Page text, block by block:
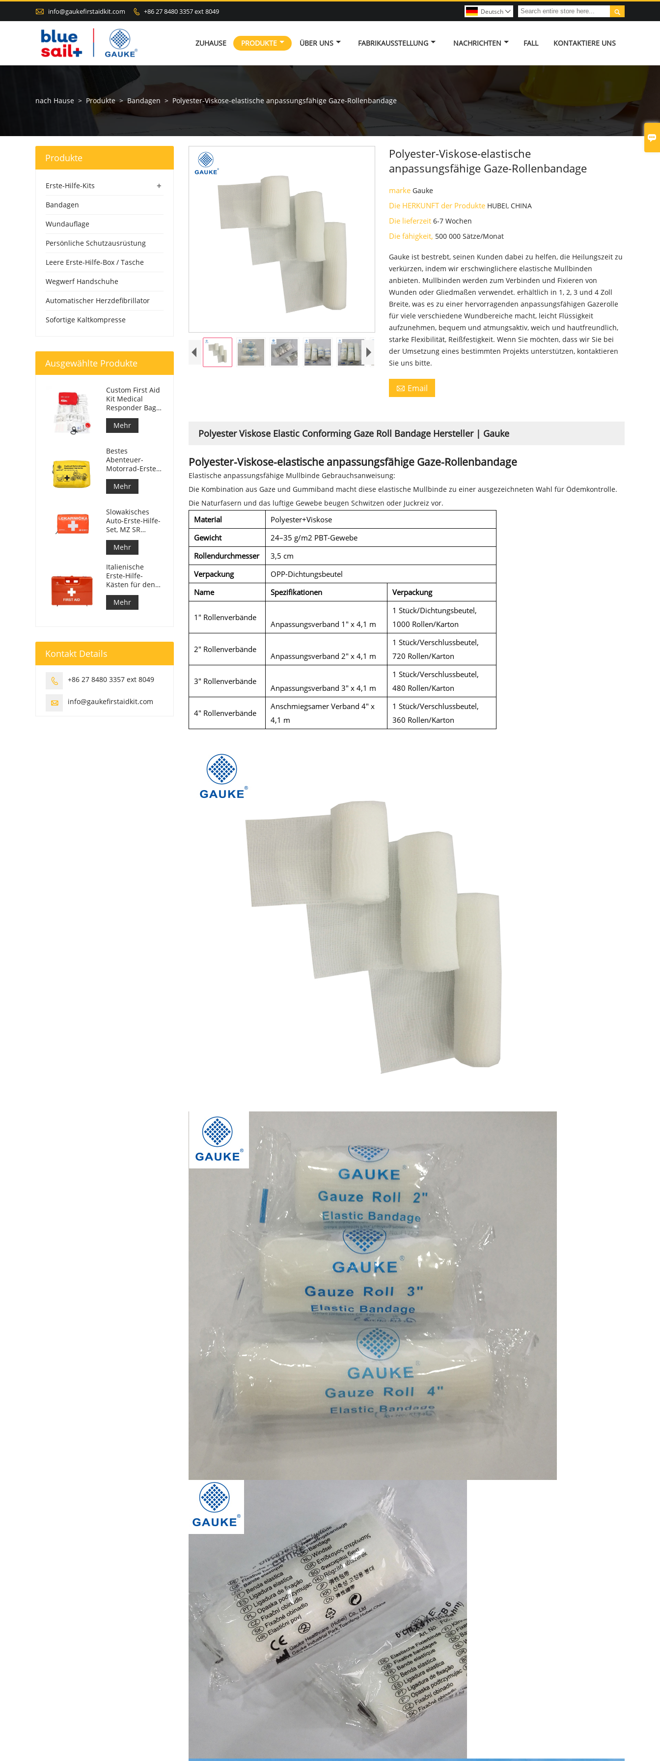

 info@gaukefirstaidkit.com  +86 27 8480 3357 ext 8049 
Deutsch 
ZUHAUSE PRODUKTE ÜBER UNS FABRIKAUSSTELLUNG NACHRICHTEN FALL KONTAKTIERE UNS
nach Hause > Produkte > Bandagen > Polyester-Viskose-elastische anpassungsfähige Gaze-Rollenbandage
Polyester-Viskose-elastische
anpassungsfähige Gaze-Rollenbandage
markeGauke
Die HERKUNFT der Produkte HUBEI, CHINA
Die lieferzeit6-7 Wochen
Die fähigkeit, 500 000 Sätze/Monat
Gauke ist bestrebt, seinen Kunden dabei zu helfen, die Heilungszeit zu
verkürzen, indem wir erschwinglichere elastische Mullbinden
anbieten. Mullbinden werden zum Verbinden und Fixieren von
Wunden oder Gliedmaßen verwendet. erhältlich in 1, 2, 3 und 4 Zoll
Breite, was es zu einer hervorragenden anpassungsfähigen Gazerolle
für viele verschiedene Wundbereiche macht, leicht Flüssigkeit
aufzunehmen, bequem und atmungsaktiv, weich und hautfreundlich,
starke Flexibilität, Reißfestigkeit. Wenn Sie möchten, dass wir Sie bei
der Umsetzung eines bestimmten Projekts unterstützen, kontaktieren
Sie uns bitte.
 Email
Polyester Viskose Elastic Conforming Gaze Roll Bandage Hersteller | Gauke
Polyester-Viskose-elastische anpassungsfähige Gaze-Rollenbandage
Elastische anpassungsfähige Mullbinde Gebrauchsanweisung:
Die Kombination aus Gaze und Gummiband macht diese elastische Mullbinde zu einer ausgezeichneten Wahl für Ödemkontrolle.
Die Naturfasern und das luftige Gewebe beugen Schwitzen oder Juckreiz vor.
Material
Polyester+Viskose
Gewicht
24–35 g/m2 PBT-Gewebe
Rollendurchmesser
3,5 cm
Verpackung
OPP-Dichtungsbeutel
Name
Spezifikationen Verpackung
1" Rollenverbände
Anpassungsverband 1" x 4,1 m
1 Stück/Dichtungsbeutel,
1000 Rollen/Karton
2" Rollenverbände
Anpassungsverband 2" x 4,1 m
1 Stück/Verschlussbeutel,
720 Rollen/Karton
3" Rollenverbände
Anpassungsverband 3" x 4,1 m
1 Stück/Verschlussbeutel,
480 Rollen/Karton
4" Rollenverbände
Anschmiegsamer Verband 4" x
4,1 m
1 Stück/Verschlussbeutel,
360 Rollen/Karton
Produkte
+
Erste-Hilfe-Kits
Bandagen
Wundauflage
Persönliche Schutzausrüstung
Leere Erste-Hilfe-Box / Tasche
Wegwerf Handschuhe
Automatischer Herzdefibrillator
Sofortige Kaltkompresse
Ausgewählte Produkte
Custom First Aid
Kit Medical
Responder Bag
für Auto
Mehr
Bestes
Abenteuer-
Motorrad-Erste-
Hilfe-Set für
Motorradfahrer
Mehr
Slowakisches
Auto-Erste-Hilfe-
Set, MZ SR
č.143/2009
Mehr
Italienische
Erste-Hilfe-
Kästen für den
Arbeitsplatz
entsprechen DM
388 vom
Mehr
Kontakt Details
 +86 27 8480 3357 ext 8049
 info@gaukefirstaidkit.com